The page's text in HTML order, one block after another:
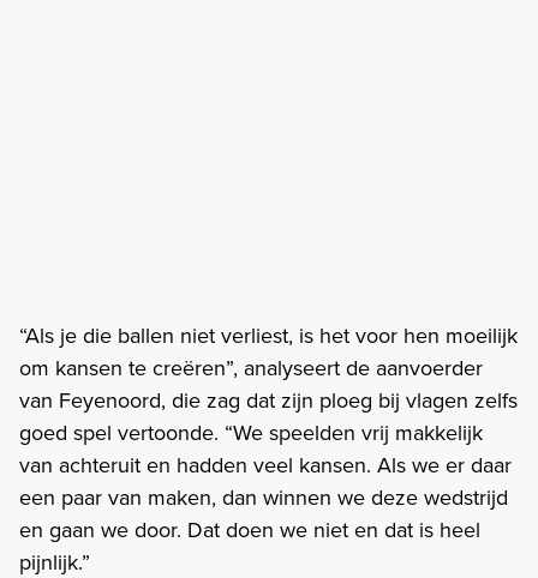
“Als je die ballen niet verliest, is het voor hen moeilijk
om kansen te creëren”, analyseert de aanvoerder
van Feyenoord, die zag dat zijn ploeg bij vlagen zelfs
goed spel vertoonde. “We speelden vrij makkelijk
van achteruit en hadden veel kansen. Als we er daar
een paar van maken, dan winnen we deze wedstrijd
en gaan we door. Dat doen we niet en dat is heel
pijnlijk.”